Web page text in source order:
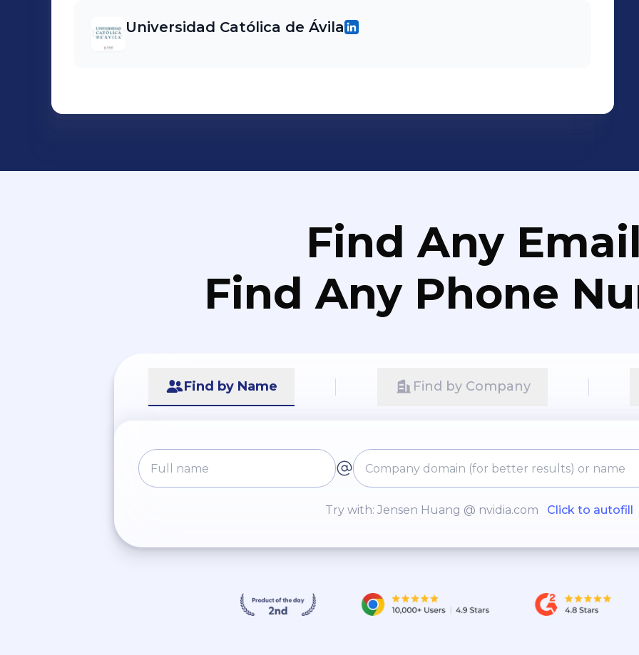
Universidad Católica de Ávila
Find Any
Find Any Phone
Find by Name Find by Company
Try with: Jensen Huang @ nvidia.com Click to autofill